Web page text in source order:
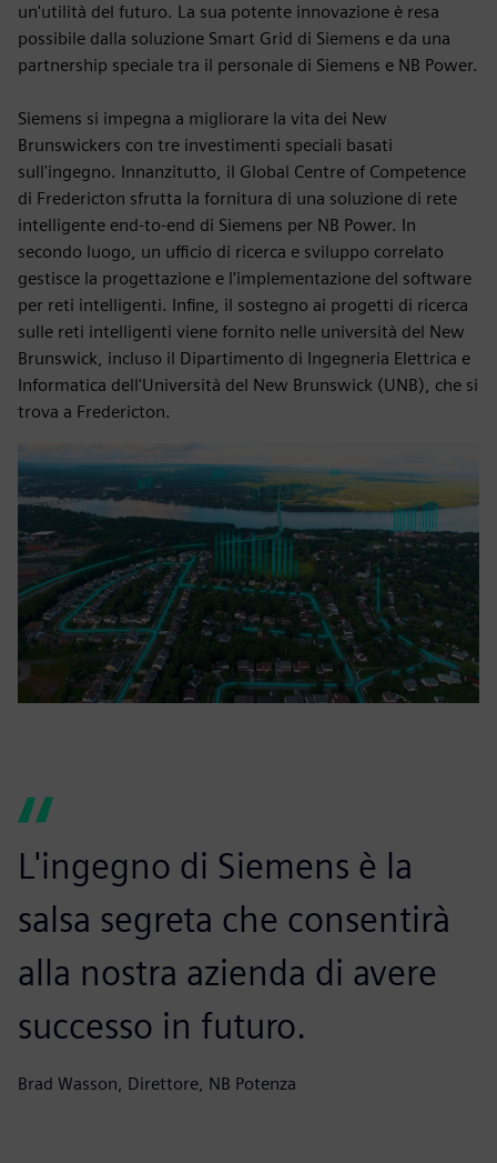
un'utilità del futuro. La sua potente innovazione è resa
possibile dalla soluzione Smart Grid di Siemens e da una
partnership speciale tra il personale di Siemens e NB Power.
Siemens si impegna a migliorare la vita dei New
Brunswickers con tre investimenti speciali basati
sull'ingegno. Innanzitutto, il Global Centre of Competence
di Fredericton sfrutta la fornitura di una soluzione di rete
intelligente end-to-end di Siemens per NB Power. In
secondo luogo, un ufficio di ricerca e sviluppo correlato
gestisce la progettazione e l'implementazione del software
per reti intelligenti. Infine, il sostegno ai progetti di ricerca
sulle reti intelligenti viene fornito nelle università del New
Brunswick, incluso il Dipartimento di Ingegneria Elettrica e
Informatica dell'Università del New Brunswick (UNB), che si
trova a Fredericton.
L'ingegno di Siemens è la
salsa segreta che consentirà
alla nostra azienda di avere
successo in futuro.
Brad Wasson, Direttore, NB Potenza